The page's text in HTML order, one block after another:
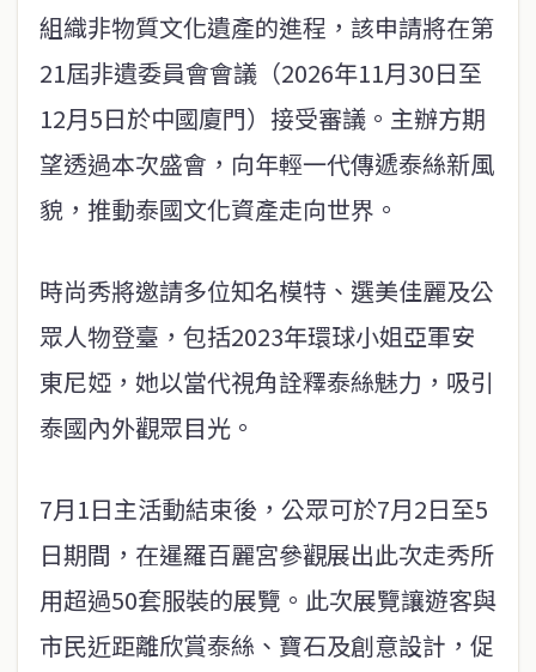
組織非物質文化遺產的進程，該申請將在第
21屆非遺委員會會議（2026年11月30日至
12月5日於中國廈門）接受審議。主辦方期
望透過本次盛會，向年輕一代傳遞泰絲新風
貌，推動泰國文化資產走向世界。
時尚秀將邀請多位知名模特、選美佳麗及公
眾人物登臺，包括2023年環球小姐亞軍安
東尼婭，她以當代視角詮釋泰絲魅力，吸引
泰國內外觀眾目光。
7月1日主活動結束後，公眾可於7月2日至5
日期間，在暹羅百麗宮參觀展出此次走秀所
用超過50套服裝的展覽。此次展覽讓遊客與
市民近距離欣賞泰絲、寶石及創意設計，促